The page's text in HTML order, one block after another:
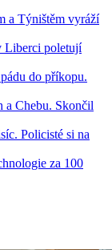
a Týništěm vyráží
Liberci poletují
do příkopu.
a Chebu. Skončil
Policisté si na
za 100